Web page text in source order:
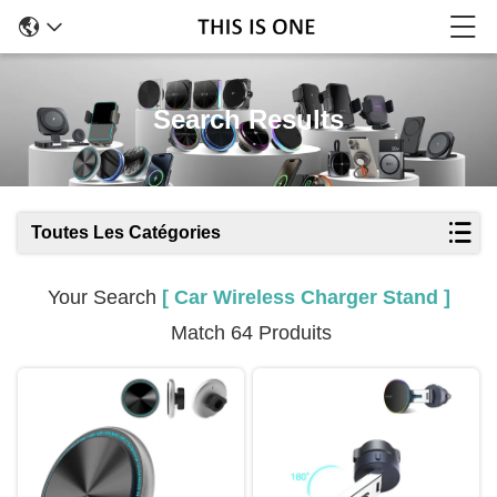
Search Results
Toutes Les Catégories
Your Search [ Car Wireless Charger Stand ]
Match 64 Produits